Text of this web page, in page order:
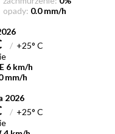
opady: 0.0 mm/h
/ +25° C
6 km/h
mm/h
2026
/ +25° C